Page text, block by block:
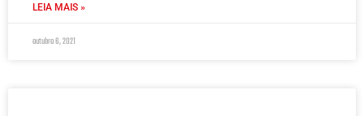
LEIA MAIS »
outubro 6, 2021